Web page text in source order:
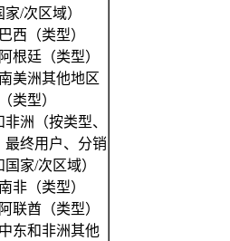
/次区域）
巴西（类型）
阿根廷（类型）
南美洲其他地区
（类型）
非洲（按类型、
最终用户、分销
家/次区域）
南非（类型）
阿联酋（类型）
中东和非洲其他